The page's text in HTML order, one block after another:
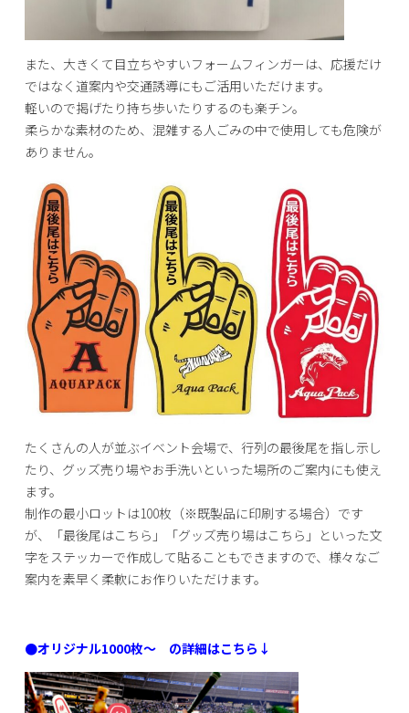
また、大きくて目立ちやすいフォームフィンガーは、応援だけ
ではなく道案内や交通誘導にもご活用いただけます。
軽いので掲げたり持ち歩いたりするのも楽チン。
柔らかな素材のため、混雑する人ごみの中で使用しても危険が
ありません。
たくさんの人が並ぶイベント会場で、行列の最後尾を指し示し
たり、グッズ売り場やお手洗いといった場所のご案内にも使え
ます。
制作の最小ロットは100枚（※既製品に印刷する場合）です
が、「最後尾はこちら」「グッズ売り場はこちら」といった文
字をステッカーで作成して貼ることもできますので、様々なご
案内を素早く柔軟にお作りいただけます。
●オリジナル1000枚～ の詳細はこちら↓